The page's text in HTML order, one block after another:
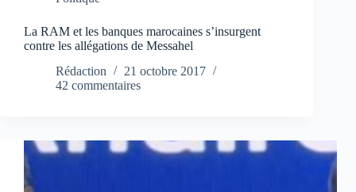
La RAM et les banques marocaines s’insurgent
contre les allégations de Messahel
Rédaction
21 octobre 2017
42 commentaires